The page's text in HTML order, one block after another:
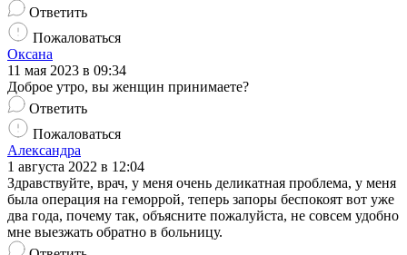
Ответить
Пожаловаться
Оксана
11 мая 2023 в 09:34
Доброе утро, вы женщин принимаете?
Ответить
Пожаловаться
Александра
1 августа 2022 в 12:04
Здравствуйте, врач, у меня очень деликатная проблема, у меня
была операция на геморрой, теперь запоры беспокоят вот уже
два года, почему так, объясните пожалуйста, не совсем удобно
мне выезжать обратно в больницу.